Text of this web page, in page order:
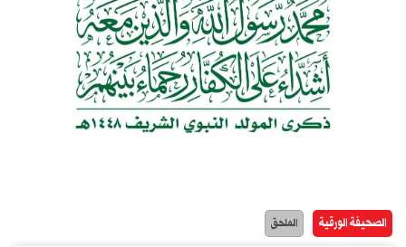
الصحيفة الورقية الملحق